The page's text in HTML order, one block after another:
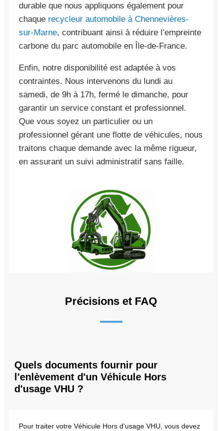
durable que nous appliquons également pour
chaque recycleur automobile à Chennevières-
sur-Marne, contribuant ainsi à réduire l’empreinte
carbone du parc automobile en Île-de-France.
Enfin, notre disponibilité est adaptée à vos
contraintes. Nous intervenons du lundi au
samedi, de 9h à 17h, fermé le dimanche, pour
garantir un service constant et professionnel.
Que vous soyez un particulier ou un
professionnel gérant une flotte de véhicules, nous
traitons chaque demande avec la même rigueur,
en assurant un suivi administratif sans faille.
Précisions et FAQ
Quels documents fournir pour
l'enlèvement d'un Véhicule Hors
d'usage VHU ?
Pour traiter votre Véhicule Hors d'usage VHU, vous devez